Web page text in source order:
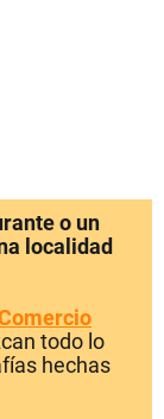
o un
localidad
todo lo
hechas